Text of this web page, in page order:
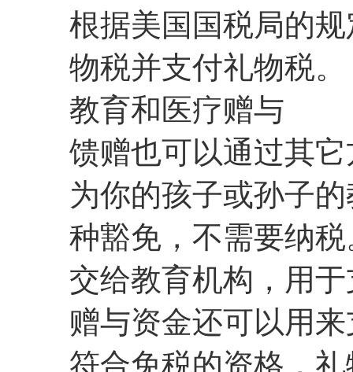
根据美国国税局的
物税并支付礼物税。
教育和医疗赠与
馈赠也可以通过其
为你的孩子或孙子
种豁免，不需要纳
交给教育机构，用
赠与资金还可以用
符合免税的资格，